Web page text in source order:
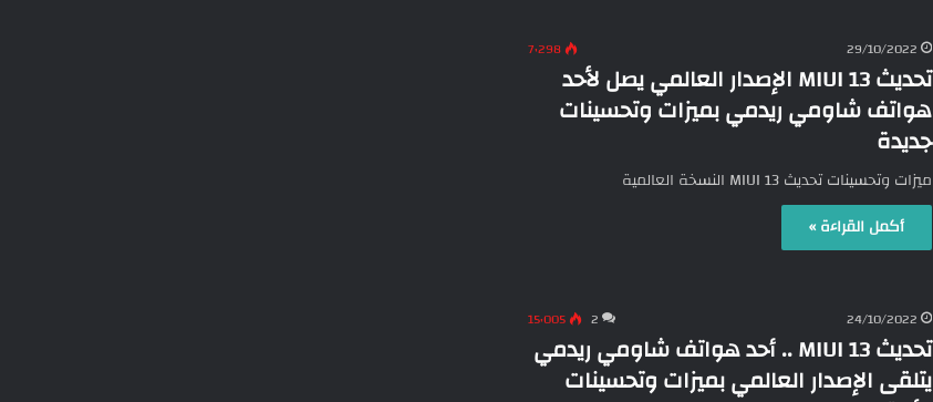
29/10/2022 7٬298
تحديث MIUI 13 الإصدار العالمي يصل لأحد
هواتف شاومي ريدمي بميزات وتحسينات
جديدة
ميزات وتحسينات تحديث MIUI 13 النسخة العالمية
أكمل القراءة »
24/10/2022
2 15٬005
تحديث MIUI 13 .. أحد هواتف شاومي ريدمي
يتلقى الإصدار العالمي بميزات وتحسينات